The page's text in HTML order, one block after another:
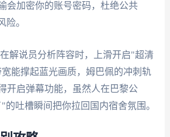
会加密你的账号密码，杜绝公共
险。
解说员分析阵容时，上滑开启"超清
能撑起蓝光画质，姆巴佩的冲刺轨
开启弹幕功能，虽然人在巴黎公
吐槽瞬间把你拉回国内宿舍氛围。